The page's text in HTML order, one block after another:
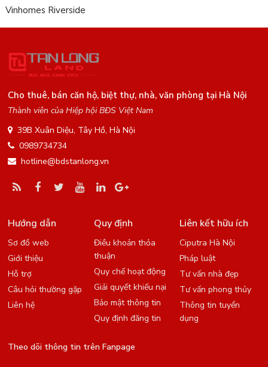
Vinhomes Riverside
Cho thuê, bán căn hộ, biệt thự, nhà, văn phòng tại Hà Nội
Thành viên của Hiệp hội BĐS Việt Nam
39B Xuân Diệu, Tây Hồ, Hà Nội
0989734734
hotline@bdstanlong.vn
Hướng dẫn
Sơ đồ web
Giới thiệu
Hỗ trợ
Câu hỏi thường gặp
Liên hệ
Quy định
Điều khoản thỏa
thuận
Quy chế hoạt động
Giải quyết khiếu nại
Bảo mật thông tin
Quy định đăng tin
Liên kết hữu ích
Ciputra Hà Nội
Pháp luật
Tư vấn nhà đẹp
Tư vấn phong thủy
Thông tin tuyển
dụng
Theo dõi thông tin trên Fanpage